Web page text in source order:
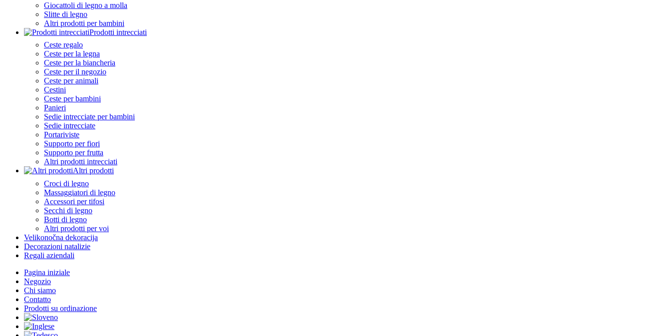
Giocattoli di legno a molla
Slitte di legno
Altri prodotti per bambini
Prodotti intrecciati
Ceste regalo
Ceste per la legna
Ceste per la biancheria
Ceste per il negozio
Ceste per animali
Cestini
Ceste per bambini
Panieri
Sedie intrecciate per bambini
Sedie intrecciate
Portariviste
Supporto per fiori
Supporto per frutta
Altri prodotti intrecciati
Altri prodotti
Croci di legno
Massaggiatori di legno
Accessori per tifosi
Secchi di legno
Botti di legno
Altri prodotti per voi
Velikonočna dekoracija
Decorazioni natalizie
Regali aziendali
Pagina iniziale
Negozio
Chi siamo
Contatto
Prodotti su ordinazione